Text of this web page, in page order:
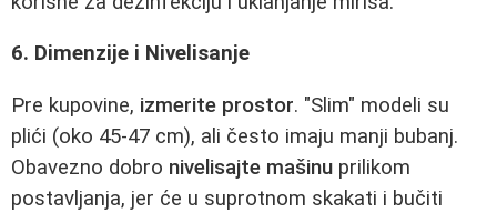
6. Dimenzije i Nivelisanje
Pre kupovine, izmerite prostor. "Slim" modeli su
plići (oko 45-47 cm), ali često imaju manji bubanj.
Obavezno dobro nivelisajte mašinu prilikom
postavljanja, jer će u suprotnom skakati i bučiti